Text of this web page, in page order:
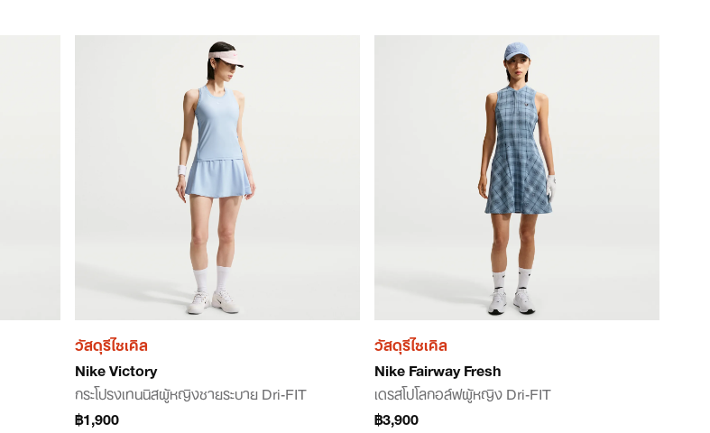
วัสดุรีไซเคิล
Nike Victory
กระโปรงเทนนิสผู้หญิงชายระบาย Dri-FIT
฿1,900
วัสดุรีไซเคิล
Nike Fairway Fresh
เดรสโปโลกอล์ฟผู้หญิง Dri-FIT
฿3,900